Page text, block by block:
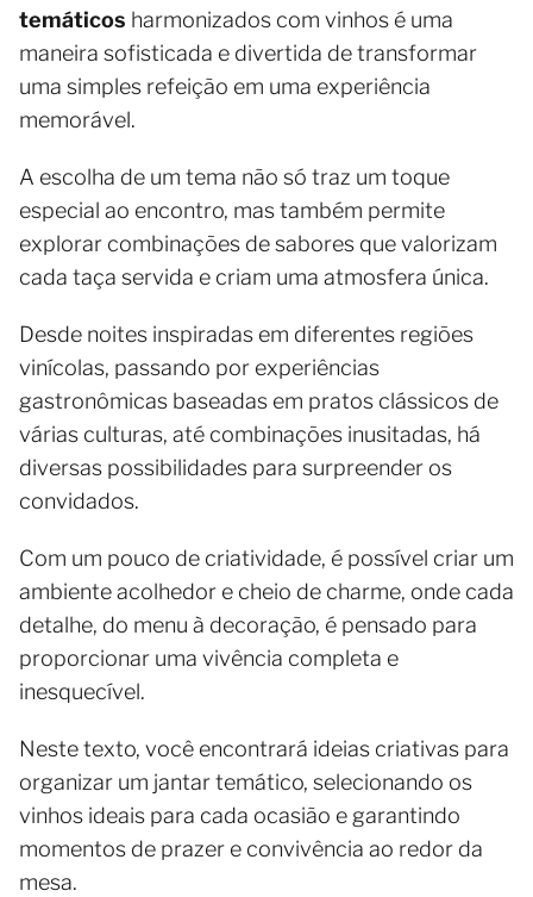
temáticos harmonizados com vinhos é uma
maneira sofisticada e divertida de transformar
uma simples refeição em uma experiência
memorável.
A escolha de um tema não só traz um toque
especial ao encontro, mas também permite
explorar combinações de sabores que valorizam
cada taça servida e criam uma atmosfera única.
Desde noites inspiradas em diferentes regiões
vinícolas, passando por experiências
gastronômicas baseadas em pratos clássicos de
várias culturas, até combinações inusitadas, há
diversas possibilidades para surpreender os
convidados.
Com um pouco de criatividade, é possível criar um
ambiente acolhedor e cheio de charme, onde cada
detalhe, do menu à decoração, é pensado para
proporcionar uma vivência completa e
inesquecível.
Neste texto, você encontrará ideias criativas para
organizar um jantar temático, selecionando os
vinhos ideais para cada ocasião e garantindo
momentos de prazer e convivência ao redor da
mesa.